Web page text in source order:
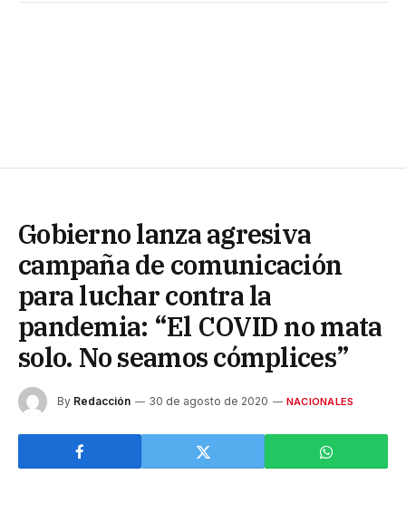
Gobierno lanza agresiva
campaña de comunicación
para luchar contra la
pandemia: “El COVID no mata
solo. No seamos cómplices”
By Redacción 30 de agosto de 2020 NACIONALES